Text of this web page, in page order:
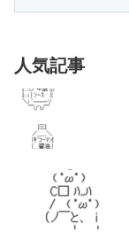
人気記事